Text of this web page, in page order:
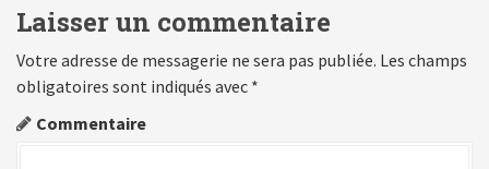
i
g
a
Laisser un commentaire
Votre adresse de messagerie ne sera pas publiée. Les champs
obligatoires sont indiqués avec *
Commentaire